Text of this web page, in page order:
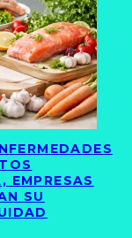
EMPRESAS
SU